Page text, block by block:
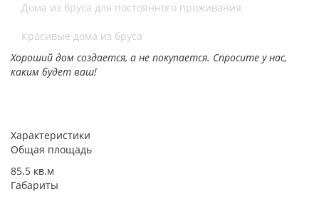
Дома из бруса для постоянного проживания
Красивые дома из бруса
Хороший дом создается, а не покупается. Спросите у нас,
каким будет ваш!
Характеристики
Общая площадь
85.5 кв.м
Габариты